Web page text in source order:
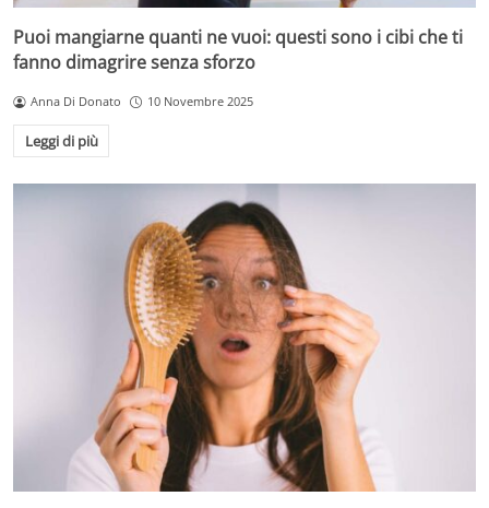
Puoi mangiarne quanti ne vuoi: questi sono i cibi che ti
fanno dimagrire senza sforzo
Anna Di Donato 10 Novembre 2025
Leggi di più